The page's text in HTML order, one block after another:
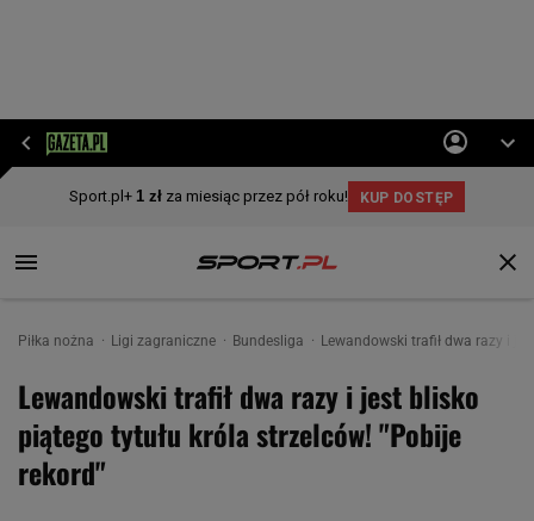
Piłka nożna Ligi zagraniczne Bundesliga Lewandowski trafił dwa razy i
Lewandowski trafił dwa razy i jest blisko
piątego tytułu króla strzelców! "Pobije
rekord"